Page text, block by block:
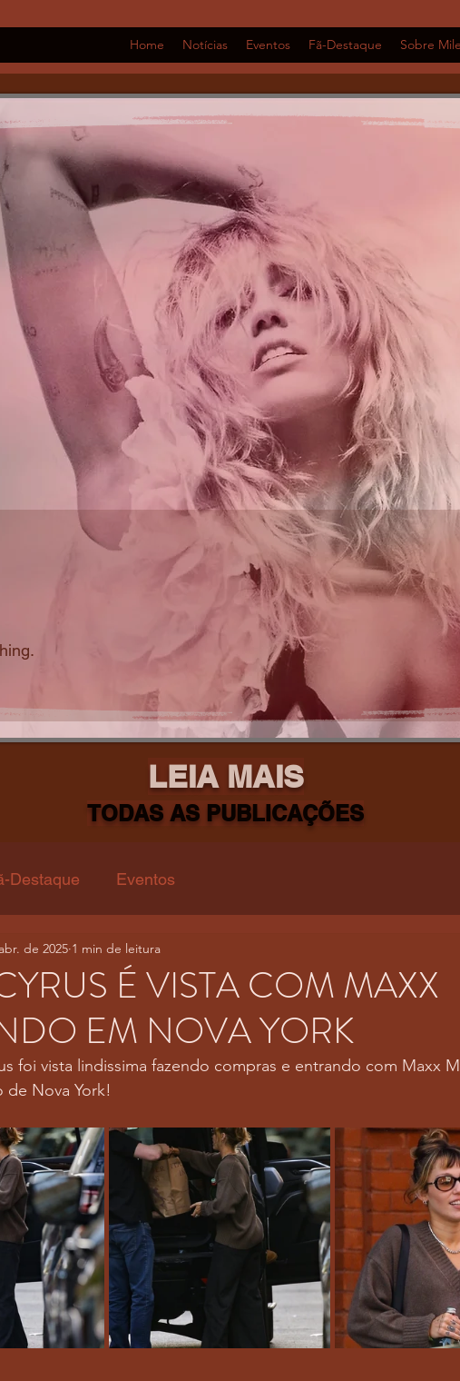
Home Notícias Eventos Fã-Destaque Sobre
LEIA MAIS
TODAS AS PUBLICAÇÕES
Destaque Eventos
É VISTA COM MAXX
EM NOVA YORK
de 2025 1 min de leitura
foi vista lindissima fazendo compras e entrando com Maxx
de Nova York!